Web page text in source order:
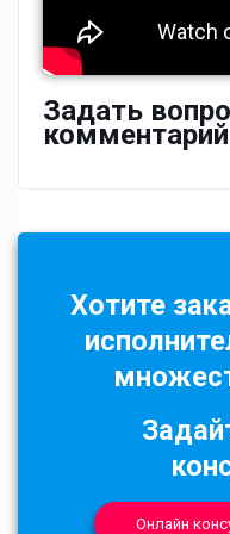
Задать
комментарий
Хотите
Онлайн